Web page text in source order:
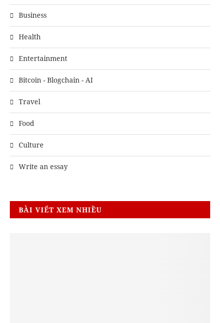
Business
Health
Entertainment
Bitcoin - Blogchain - AI
Travel
Food
Culture
Write an essay
BÀI VIẾT XEM NHIỀU